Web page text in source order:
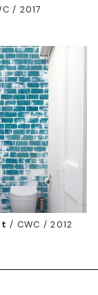
/ 2017
/ CWC / 2012